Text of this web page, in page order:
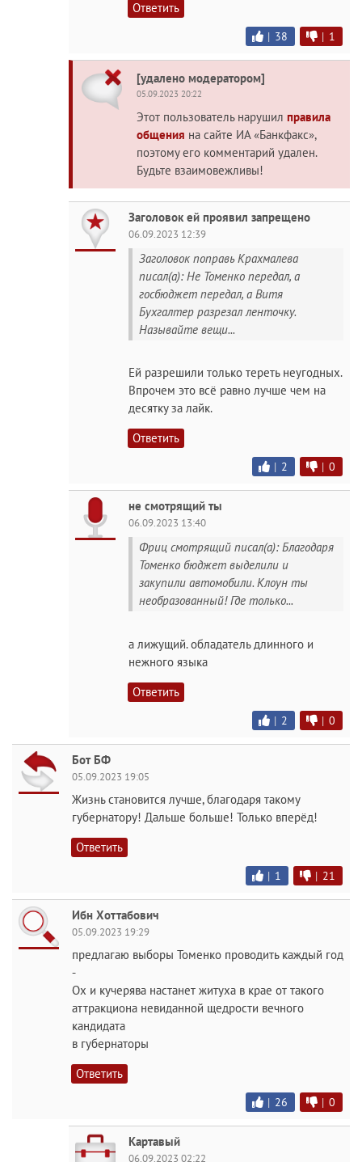
Ответить
| 38 | 1
[удалено модератором]
05.09.2023 20:22
Этот пользователь нарушил правила
общения на сайте ИА «Банкфакс»,
поэтому его комментарий удален.
Будьте взаимовежливы!
Заголовок ей проявил запрещено
06.09.2023 12:39
Заголовок поправь Крахмалева
писал(а): Не Томенко передал, а
госбюджет передал, а Витя
Бухгалтер разрезал ленточку.
Называйте вещи...
Ей разрешили только тереть неугодных.
Впрочем это всё равно лучше чем на
десятку за лайк.
Ответить
| 2 | 0
не смотрящий ты
06.09.2023 13:40
Фриц смотрящий писал(а): Благодаря
Томенко бюджет выделили и
закупили автомобили. Клоун ты
необразованный! Где только...
а лижущий. обладатель длинного и
нежного языка
Ответить
| 2 | 0
Бот БФ
05.09.2023 19:05
Жизнь становится лучше, благодаря такому
губернатору! Дальше больше! Только вперёд!
Ответить
| 1 | 21
Ибн Хоттабович
05.09.2023 19:29
предлагаю выборы Томенко проводить каждый год
-
Ох и кучерява настанет житуха в крае от такого
аттракциона невиданной щедрости вечного
кандидата
в губернаторы
Ответить
| 26 | 0
Картавый
06.09.2023 02:22